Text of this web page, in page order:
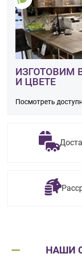
ИЗГОТОВИМ
И ЦВЕТЕ
Посмотреть
НАШИ